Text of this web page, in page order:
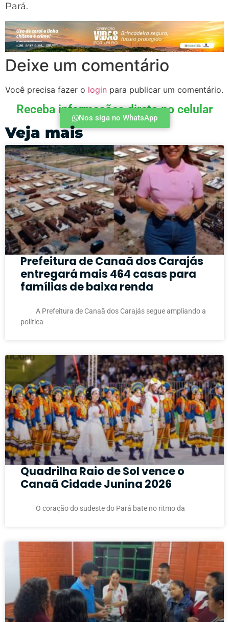
Pará.
Deixe um comentário
Você precisa fazer o login para publicar um comentário.
Receba informações direto no celular
Nos siga no WhatsApp
Veja mais
Prefeitura de Canaã dos Carajás
entregará mais 464 casas para
famílias de baixa renda
A Prefeitura de Canaã dos Carajás segue ampliando a
política
Quadrilha Raio de Sol vence o
Canaã Cidade Junina 2026
O coração do sudeste do Pará bate no ritmo da